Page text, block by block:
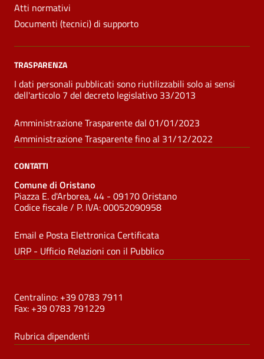
Atti normativi
Documenti (tecnici) di supporto
TRASPARENZA
I dati personali pubblicati sono riutilizzabili solo ai sensi
dell'articolo 7 del decreto legislativo 33/2013
Amministrazione Trasparente dal 01/01/2023
Amministrazione Trasparente fino al 31/12/2022
CONTATTI
Comune di Oristano
Piazza E. d'Arborea, 44 - 09170 Oristano
Codice fiscale / P. IVA:00052090958
Email e Posta Elettronica Certificata
URP - Ufficio Relazioni con il Pubblico
Centralino: +39 0783 7911
Fax: +39 0783 791229
Rubrica dipendenti